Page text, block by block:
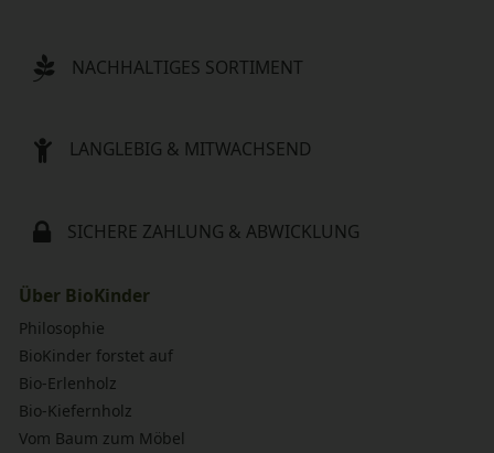
NACHHALTIGES SORTIMENT
LANGLEBIG & MITWACHSEND
SICHERE ZAHLUNG & ABWICKLUNG
Über BioKinder
Philosophie
BioKinder forstet auf
Bio-Erlenholz
Bio-Kiefernholz
Vom Baum zum Möbel